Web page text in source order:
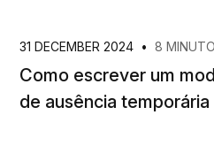
31 DECEMBER 2024 • 8
Como escrever um
de ausência temporária